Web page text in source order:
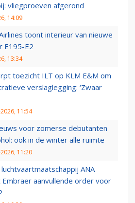
vliegproeven afgerond
14:09
toont interieur van nieuwe
E195-E2
13:34
toezicht ILT op KLM E&M om
verslaglegging: ‘Zwaar
11:54
voor zomerse debutanten
ook in de winter alle ruimte
11:20
luchtvaartmaatschappij ANA
aanvullende order voor